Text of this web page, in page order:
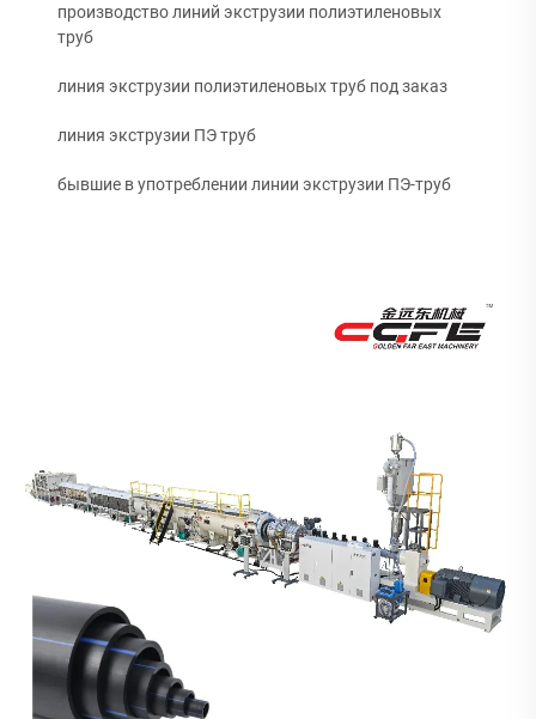
производство линий экструзии полиэтиленовых
труб
линия экструзии полиэтиленовых труб под заказ
линия экструзии ПЭ труб
бывшие в употреблении линии экструзии ПЭ-труб